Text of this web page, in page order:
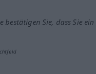
bestätigen Sie, dass Sie